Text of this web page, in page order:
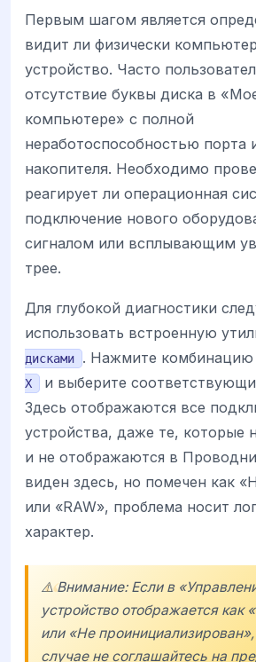
Первым шагом является
видит ли физически
устройство. Часто
отсутствие буквы диска в
компьютере» с полной
неработоспособностью порта
накопителя. Необходимо
реагирует ли операционная
подключение нового
сигналом или всплывающим
трее.
Для глубокой диагностики
использовать встроенную
дисками
. Нажмите комбинацию
X
и выберите
Здесь отображаются все
устройства, даже те, которые
и не отображаются в
виден здесь, но помечен как
или «RAW», проблема носит
характер.
⚠️ Внимание: Если в
устройство отображается как
или «Не
случае не соглашайтесь на